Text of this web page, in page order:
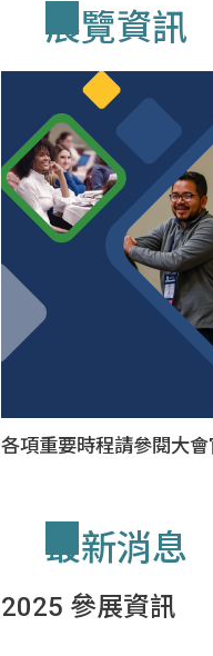
展覽資訊
各項重要時程請參閱大會
最新消息
2025 參展資訊